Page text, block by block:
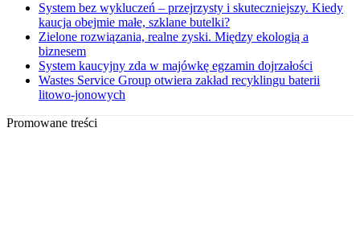
System bez wykluczeń – przejrzysty i skuteczniejszy. Kiedy
kaucja obejmie małe, szklane butelki?
Zielone rozwiązania, realne zyski. Między ekologią a
biznesem
System kaucyjny zda w majówkę egzamin dojrzałości
Wastes Service Group otwiera zakład recyklingu baterii
litowo-jonowych
Promowane treści